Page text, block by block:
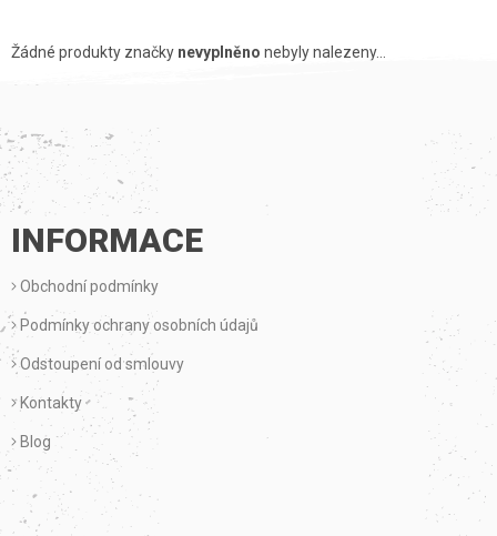
Žádné produkty značky nevyplněno nebyly nalezeny...
Z
Á
P
T
Í
INFORMACE
Obchodní podmínky
Podmínky ochrany osobních údajů
Odstoupení od smlouvy
Kontakty
Blog